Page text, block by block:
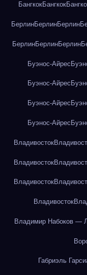
БангкокБангкок
БерлинБерлинБерлин
БерлинБерлинБерлин
Буэнос-Айрес
Буэнос-Айрес
Буэнос-Айрес
Буэнос-Айрес
Владивосток
Владивосток
Владивосток
Владивосток
Владимир Набоков —
Габриэль